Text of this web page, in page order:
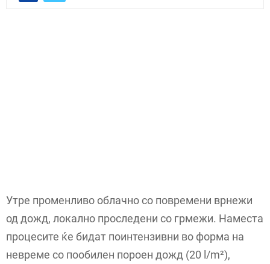
Утре променливо облачно со повремени врнежи
од дожд, локално проследени со грмежи. Наместа
процесите ќе бидат поинтензивни во форма на
невреме со пообилен пороен дожд (20 l/m²),